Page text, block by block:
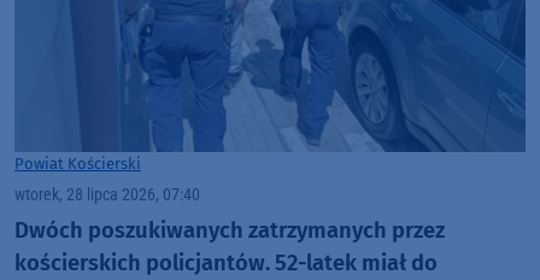
Powiat Kościerski
wtorek, 28 lipca 2026, 07:40
Dwóch poszukiwanych zatrzymanych przez
kościerskich policjantów. 52-latek miał do